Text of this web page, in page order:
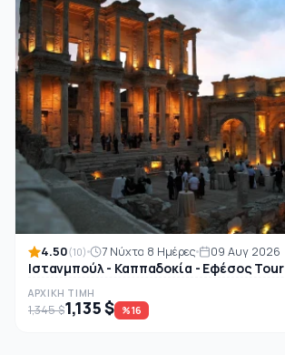
4.50(10) 7 Νύχτα 8 Ημέρες 09 Αυγ 2026
Ιστανμπούλ - Καππαδοκία - Εφέσος Tour
ΑΡΧΙΚΉ ΤΙΜΉ
1,345 $1,135 $ %16